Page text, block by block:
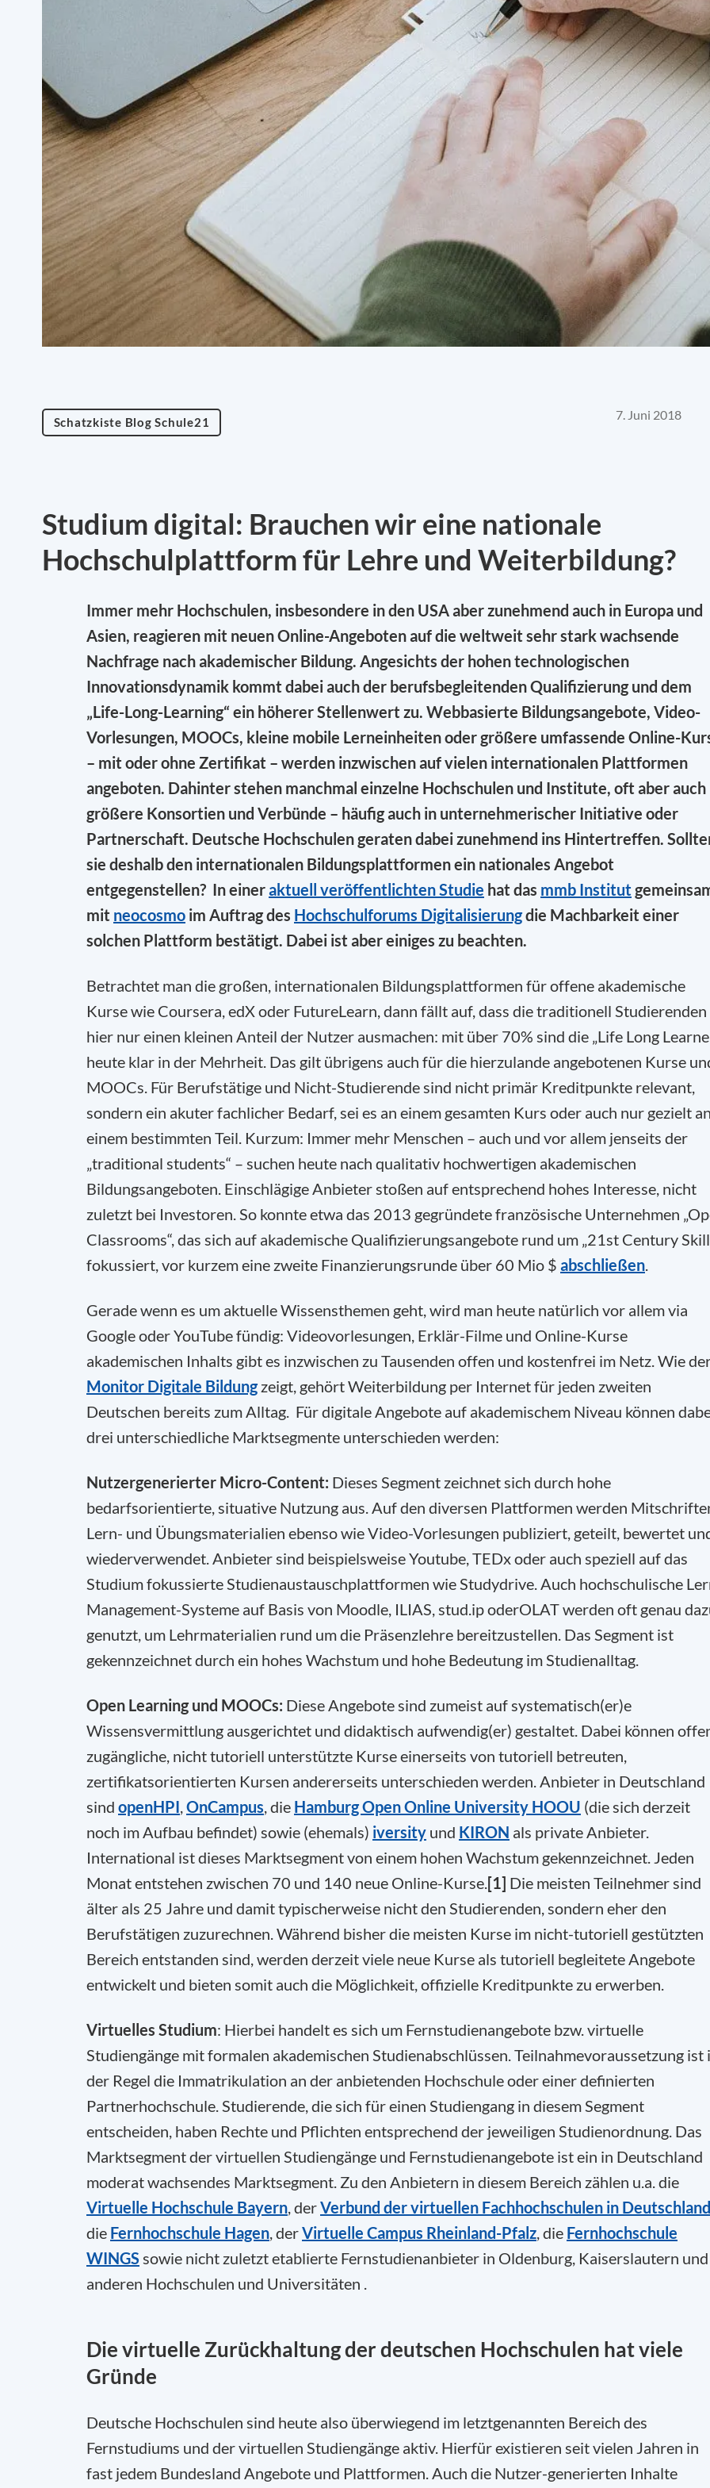
Schatzkiste Blog Schule21 7. Juni 2018
Studium digital: Brauchen wir eine nationale
Hochschulplattform für Lehre und Weiterbildung?
Immer mehr Hochschulen, insbesondere in den USA aber zunehmend auch in Europa und
Asien, reagieren mit neuen Online-Angeboten auf die weltweit sehr stark wachsende
Nachfrage nach akademischer Bildung. Angesichts der hohen technologischen
Innovationsdynamik kommt dabei auch der berufsbegleitenden Qualifizierung und dem
„Life-Long-Learning“ ein höherer Stellenwert zu. Webbasierte Bildungsangebote, Video-
Vorlesungen, MOOCs, kleine mobile Lerneinheiten oder größere umfassende Online-
– mit oder ohne Zertifikat – werden inzwischen auf vielen internationalen Plattformen
angeboten. Dahinter stehen manchmal einzelne Hochschulen und Institute, oft aber auch
größere Konsortien und Verbünde – häufig auch in unternehmerischer Initiative oder
Partnerschaft. Deutsche Hochschulen geraten dabei zunehmend ins Hintertreffen.
sie deshalb den internationalen Bildungsplattformen ein nationales Angebot
entgegenstellen? In eineraktuell veröffentlichten Studie hat das mmb Institut
mit neocosmo im Auftrag des Hochschulforums Digitalisierungdie Machbarkeit einer
solchen Plattform bestätigt. Dabei ist aber einiges zu beachten.
Betrachtet man die großen, internationalen Bildungsplattformen für offene akademische
Kurse wie Coursera, edX oder FutureLearn, dann fällt auf, dass die traditionell Studierenden
hier nur einen kleinen Anteil der Nutzer ausmachen: mit über 70% sind die „Life Long
heute klar in der Mehrheit. Das gilt übrigens auch für die hierzulande angebotenen Kurse
MOOCs. Für Berufstätige und Nicht-Studierende sind nicht primär Kreditpunkte relevant,
sondern ein akuter fachlicher Bedarf, sei es an einem gesamten Kurs oder auch nur gezielt
einem bestimmten Teil. Kurzum: Immer mehr Menschen – auch und vor allem jenseits der
„traditional students“ – suchen heute nach qualitativ hochwertigen akademischen
Bildungsangeboten. Einschlägige Anbieter stoßen auf entsprechend hohes Interesse, nicht
zuletzt bei Investoren. So konnte etwa das 2013 gegründete französische Unternehmen
Classrooms“, das sich auf akademische Qualifizierungsangebote rund um „21st Century
fokussiert, vor kurzem eine zweite Finanzierungsrunde über 60 Mio $ abschließen.
Gerade wenn es um aktuelle Wissensthemen geht, wird man heute natürlich vor allem via
Google oder YouTube fündig: Videovorlesungen, Erklär-Filme und Online-Kurse
akademischen Inhalts gibt es inzwischen zu Tausenden offen und kostenfrei im Netz. Wie
Monitor Digitale Bildung zeigt, gehört Weiterbildung per Internet für jeden zweiten
Deutschen bereits zum Alltag. Für digitale Angebote auf akademischem Niveau können
drei unterschiedliche Marktsegmente unterschieden werden:
Nutzergenerierter Micro-Content: Dieses Segment zeichnet sich durch hohe
bedarfsorientierte, situative Nutzung aus. Auf den diversen Plattformen werden
Lern- und Übungsmaterialien ebenso wie Video-Vorlesungen publiziert, geteilt, bewertet
wiederverwendet. Anbieter sind beispielsweise Youtube, TEDx oder auch speziell auf das
Studium fokussierte Studienaustauschplattformen wie Studydrive. Auch hochschulische
Management-Systeme auf Basis von Moodle, ILIAS, stud.ip oderOLAT werden oft genau
genutzt, um Lehrmaterialien rund um die Präsenzlehre bereitzustellen. Das Segment ist
gekennzeichnet durch ein hohes Wachstum und hohe Bedeutung im Studienalltag.
Open Learning und MOOCs: Diese Angebote sind zumeist auf systematisch(er)e
Wissensvermittlung ausgerichtet und didaktisch aufwendig(er) gestaltet. Dabei können
zugängliche, nicht tutoriell unterstützte Kurse einerseits von tutoriell betreuten,
zertifikatsorientierten Kursen andererseits unterschieden werden. Anbieter in Deutschland
sind openHPI,OnCampus, die Hamburg Open Online University HOOU (die sich derzeit
noch im Aufbau befindet) sowie (ehemals) iversity und KIRON als private Anbieter.
International ist dieses Marktsegment von einem hohen Wachstum gekennzeichnet. Jeden
Monat entstehen zwischen 70 und 140 neue Online-Kurse.[1] Die meisten Teilnehmer sind
älter als 25 Jahre und damit typischerweise nicht den Studierenden, sondern eher den
Berufstätigen zuzurechnen. Während bisher die meisten Kurse im nicht-tutoriell gestützten
Bereich entstanden sind, werden derzeit viele neue Kurse als tutoriell begleitete Angebote
entwickelt und bieten somit auch die Möglichkeit, offizielle Kreditpunkte zu erwerben.
Virtuelles Studium: Hierbei handelt es sich um Fernstudienangebote bzw. virtuelle
Studiengänge mit formalen akademischen Studienabschlüssen. Teilnahmevoraussetzung ist
der Regel die Immatrikulation an der anbietenden Hochschule oder einer definierten
Partnerhochschule. Studierende, die sich für einen Studiengang in diesem Segment
entscheiden, haben Rechte und Pflichten entsprechend der jeweiligen Studienordnung. Das
Marktsegment der virtuellen Studiengänge und Fernstudienangebote ist ein in Deutschland
moderat wachsendes Marktsegment. Zu den Anbietern in diesem Bereich zählen u.a. die
Virtuelle Hochschule Bayern, derVerbund der virtuellen Fachhochschulen in Deutschland
die Fernhochschule Hagen, derVirtuelle Campus Rheinland-Pfalz, die Fernhochschule
WINGS sowie nicht zuletzt etablierte Fernstudienanbieter in Oldenburg, Kaiserslautern und
anderen Hochschulen und Universitäten .
Die virtuelle Zurückhaltung der deutschen Hochschulen hat viele
Gründe
Deutsche Hochschulen sind heute also überwiegend im letztgenannten Bereich des
Fernstudiums und der virtuellen Studiengänge aktiv. Hierfür existieren seit vielen Jahren in
fast jedem Bundesland Angebote und Plattformen. Auch die Nutzer-generierten Inhalte